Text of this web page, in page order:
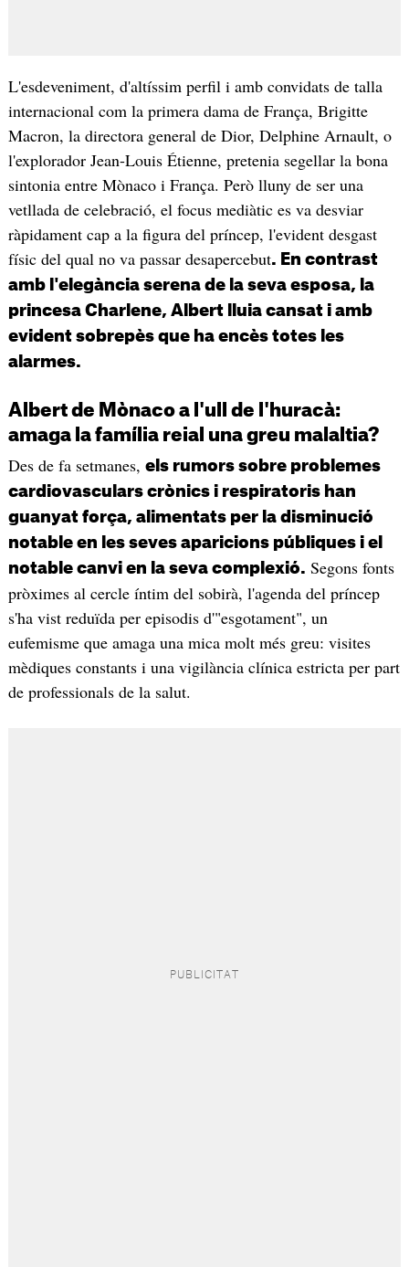
L'esdeveniment, d'altíssim perfil i amb convidats de talla
internacional com la primera dama de França, Brigitte
Macron, la directora general de Dior, Delphine Arnault, o
l'explorador Jean-Louis Étienne, pretenia segellar la bona
sintonia entre Mònaco i França. Però lluny de ser una
vetllada de celebració, el focus mediàtic es va desviar
ràpidament cap a la figura del príncep, l'evident desgast
físic del qual no va passar desapercebut. En contrast
amb l'elegància serena de la seva esposa, la
princesa Charlene, Albert lluia cansat i amb
evident sobrepès que ha encès totes les
alarmes.
Albert de Mònaco a l'ull de l'huracà:
amaga la família reial una greu malaltia?
Des de fa setmanes, els rumors sobre problemes
cardiovasculars crònics i respiratoris han
guanyat força, alimentats per la disminució
notable en les seves aparicions públiques i el
notable canvi en la seva complexió. Segons fonts
pròximes al cercle íntim del sobirà, l'agenda del príncep
s'ha vist reduïda per episodis d'"esgotament", un
eufemisme que amaga una mica molt més greu: visites
mèdiques constants i una vigilància clínica estricta per part
de professionals de la salut.